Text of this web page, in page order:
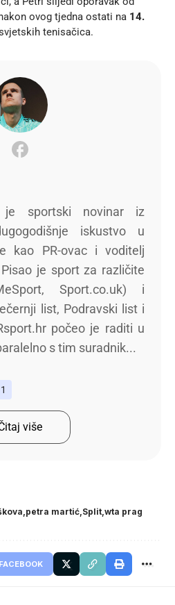
ovog tjedna ostati na 14.
tenisačica.
je sportski novinar iz
iskustvo u
kao PR-ovac i voditelj
je sport za različite
Sport.co.uk) i
list, Podravski list i
počeo je raditi u
s tim suradnik...
više
petra martić Split wta prag
FACEBOOK